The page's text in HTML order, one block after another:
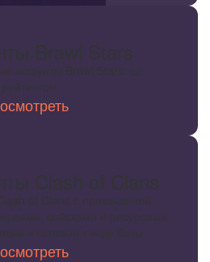
Brawl Stars
аккаунты Brawl Stars: со
Clash of Clans
of Clans с прокачанной
войсками и ресурсами.
и готовые к игре базы